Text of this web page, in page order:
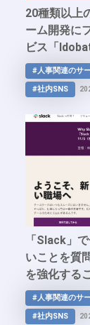
20種類以上
ーム開発に
ビス「
ケーション
しいソフト
#人事関連のサ
#社内SNS
「Slack」
いことを質
を強化する
くしましょ
#人事関連のサ
#社内SNS